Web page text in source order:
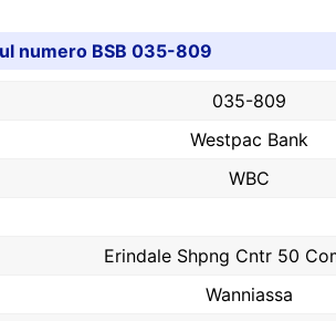
numero BSB 035-809
035-809
Westpac Bank
WBC
Erindale Shpng Cntr 50
Wanniassa